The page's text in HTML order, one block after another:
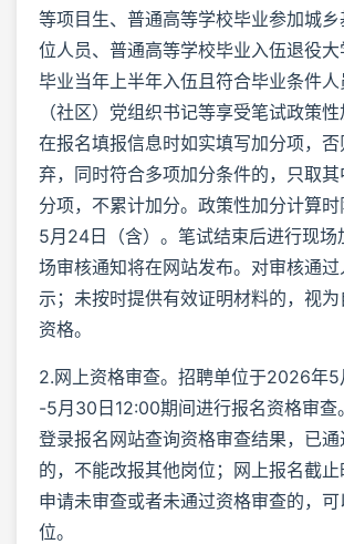
等项目生、普通高等学校毕业参加城
位人员、普通高等学校毕业入伍退役
毕业当年上半年入伍且符合毕业条件
（社区）党组织书记等享受笔试政策
在报名填报信息时如实填写加分项，
弃，同时符合多项加分条件的，只取
分项，不累计加分。政策性加分计算
5月24日（含）。笔试结束后进行现场
场审核通知将在网站发布。对审核通
示；未按时提供有效证明材料的，视
资格。
2.网上资格审查。招聘单位于2026年
-5月30日12:00期间进行报名资格审查
登录报名网站查询资格审查结果，已
的，不能改报其他岗位；网上报名截
申请未审查或者未通过资格审查的，
位。